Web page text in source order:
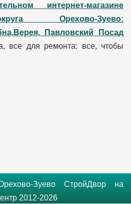
интернет-магазине
Орехово-Зуево:
Павловский Посад
все для ремонта: все, чтобы
Зуево СтройДвор на
2012-2026